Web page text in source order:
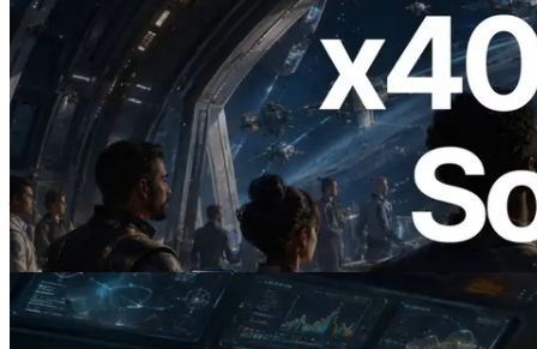
2026.07.04
ERPC 發布支援 x402 支付的 Solana RPC
— AI Agent 按需為 API 付款的時代開啟
閱讀此文章